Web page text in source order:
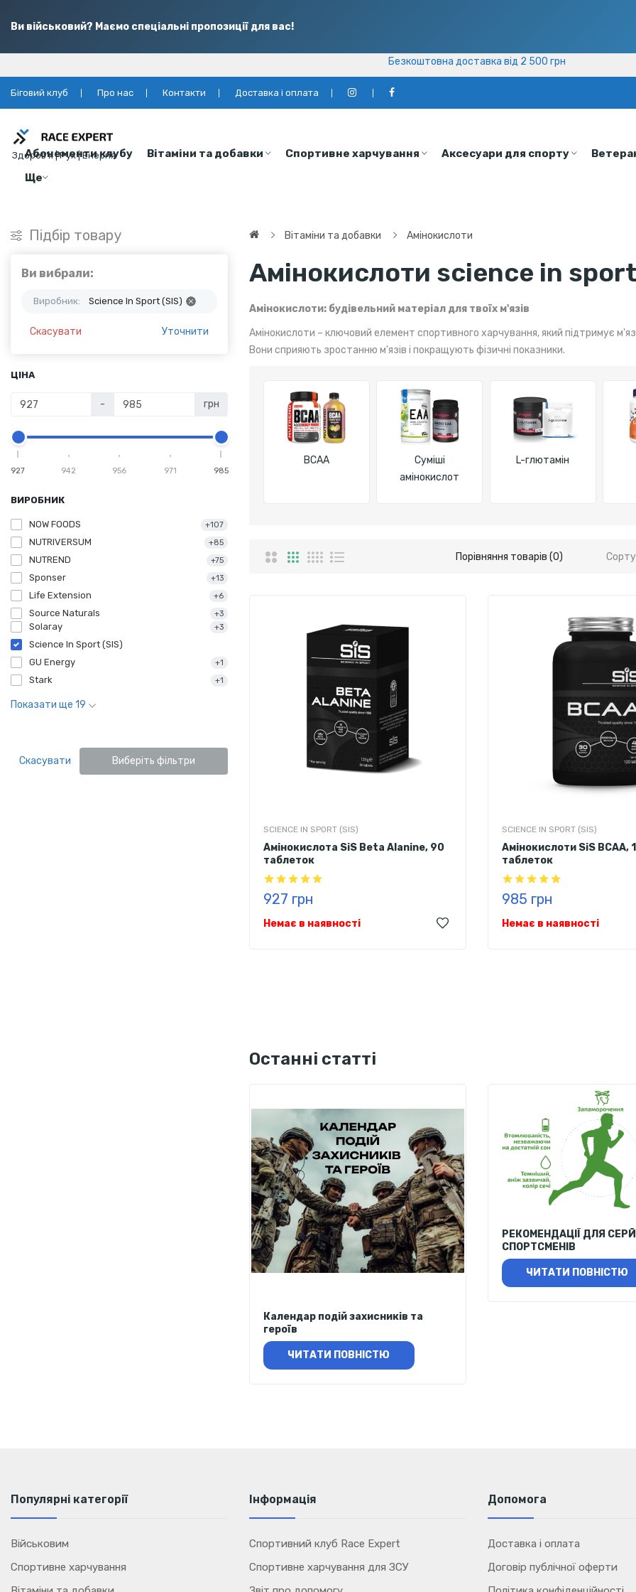
Ви військовий? Маємо спеціальні пропозиції для вас!
Безкоштовна доставка від 2 500 грн
Безкоштовна доставка від 2 500 грн
Біговий клуб Про нас Контакти Доставка і оплата
Здоров’я | Рух | Енергія
Абонементи клубу Вітаміни та добавки Спортивне харчування Аксесуари для спорту
Ще
Підбір товару
Ви вибрали:
Виробник: Science In Sport (SIS)
Скасувати Уточнити
ЦІНА
- грн
927 942 956 971 985
ВИРОБНИК
Stark +1
Science In Sport (SIS)
GU Energy
+1
Sponser +13
NUTREND +75
NUTRIVERSUM +85
NOW FOODS +107
Solaray +3
Life Extension +6
Source Naturals +3
Показати ще 19
Скасувати Виберіть фільтри
Вітаміни та добавки Амінокислоти
Амінокислоти science in
Амінокислоти: будівельний матеріал для твоїх м'язів
Амінокислоти – ключовий елемент спортивного харчування, який підтримує
Вони сприяють зростанню м'язів і покращують фізичні показники.
BCAA
Суміші
амінокислот
L-глютамін
Порівняння товарів (0)
SCIENCE IN SPORT (SIS)
Амінокислота SiS Beta Alanine, 90
таблеток
927 грн
Немає в наявності
SCIENCE IN SPORT (SIS)
Амінокислоти SiS BCAA,
таблеток
985 грн
Немає в наявності
Останні статті
Календар подій захисників та
героїв
ЧИТАТИ ПОВНІСТЮ
РЕКОМЕНДАЦІЇ ДЛЯ
СПОРТСМЕНІВ
ЧИТАТИ ПОВНІСТЮ
Популярні категорії
Військовим
Спортивне харчування
Інформація
Спортивний клуб Race Expert
Спортивне харчування для ЗСУ
Допомога
Доставка і оплата
Договір публічної оферти